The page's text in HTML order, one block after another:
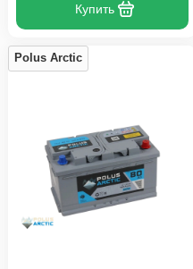
Купить
Polus Arctic